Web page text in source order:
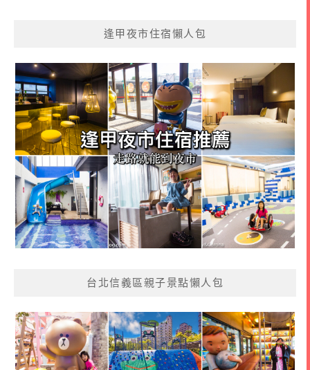
逢甲夜市住宿懶人包
台北信義區親子景點懶人包